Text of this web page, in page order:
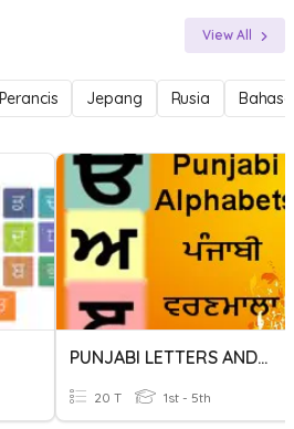
View All
Perancis Jepang Rusia
PUNJABI LETTERS AND THEIR SOUNDS
20 T 1st - 5th